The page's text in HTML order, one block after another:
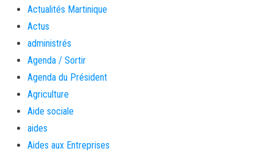
Actualités Martinique
Actus
administrés
Agenda / Sortir
Agenda du Président
Agriculture
Aide sociale
aides
Aides aux Entreprises